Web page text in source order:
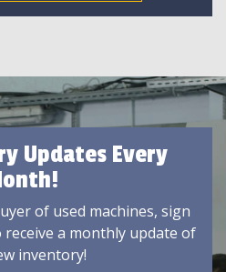
Updates Every
of used machines, sign
a monthly update of
inventory!